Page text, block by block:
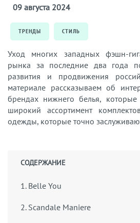
09 августа 2024
ТРЕНДЫ СТИЛЬ
Уход многих западных фэшн-
рынка за последние два года
развития и продвижения
материале рассказываем об
брендах нижнего белья,
широкий ассортимент
одежды, которые точно
СОДЕРЖАНИЕ
1. Belle You
2. Scandale Maniere